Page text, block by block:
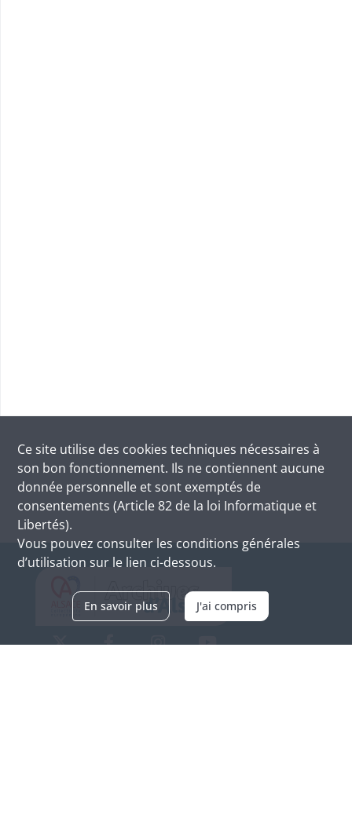
Ce site utilise des cookies techniques nécessaires à
son bon fonctionnement. Ils ne contiennent aucune
donnée personnelle et sont exemptés de
consentements (Article 82 de la loi Informatique et
Libertés).
Vous pouvez consulter les conditions générales
d’utilisation sur le lien ci-dessous.
En savoir plus J'ai compris